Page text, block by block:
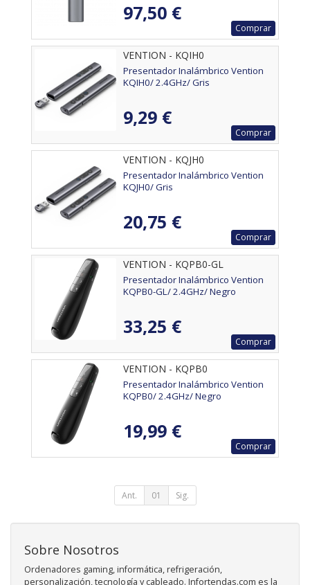
97,50 €
Comprar
VENTION - KQIH0
Presentador Inalámbrico Vention
KQIH0/ 2.4GHz/ Gris
9,29 €
Comprar
VENTION - KQJH0
Presentador Inalámbrico Vention
KQJH0/ Gris
20,75 €
Comprar
VENTION - KQPB0-GL
Presentador Inalámbrico Vention
KQPB0-GL/ 2.4GHz/ Negro
33,25 €
Comprar
VENTION - KQPB0
Presentador Inalámbrico Vention
KQPB0/ 2.4GHz/ Negro
19,99 €
Comprar
Ant. 01 Sig.
Sobre Nosotros
Ordenadores gaming, informática, refrigeración,
personalización, tecnología y cableado. Infortendas.com es la